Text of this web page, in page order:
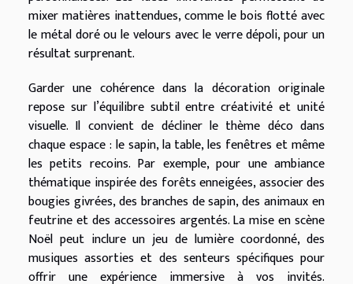
mixer matières inattendues, comme le bois flotté avec
le métal doré ou le velours avec le verre dépoli, pour un
résultat surprenant.
Garder une cohérence dans la décoration originale
repose sur l’équilibre subtil entre créativité et unité
visuelle. Il convient de décliner le thème déco dans
chaque espace : le sapin, la table, les fenêtres et même
les petits recoins. Par exemple, pour une ambiance
thématique inspirée des forêts enneigées, associer des
bougies givrées, des branches de sapin, des animaux en
feutrine et des accessoires argentés. La mise en scène
Noël peut inclure un jeu de lumière coordonné, des
musiques assorties et des senteurs spécifiques pour
offrir une expérience immersive à vos invités.